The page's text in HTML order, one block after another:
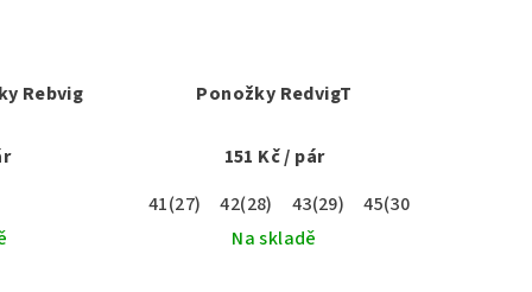
Rebvig Ponožky RedvigT
151 Kč/ pár
41(27)
42(28) 43(29) 45(30)
Na skladě